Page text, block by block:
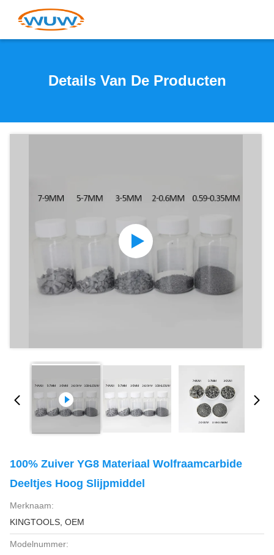
Details Van De Producten
100% Zuiver YG8 Materiaal Wolfraamcarbide
Deeltjes Hoog Slijpmiddel
Merknaam:
KINGTOOLS, OEM
Modelnummer: